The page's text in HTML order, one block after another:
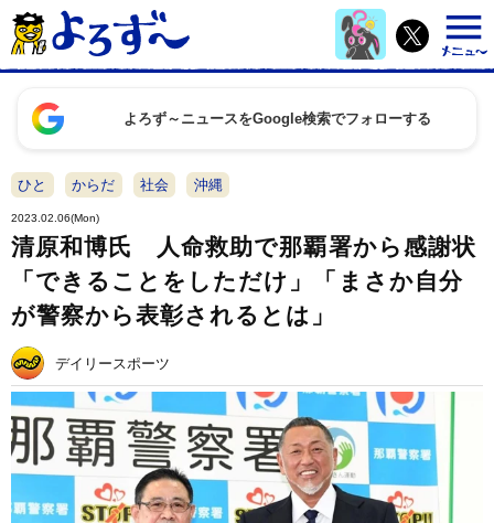
よろず～ニュースをGoogle検索でフォローする
ひと からだ 社会 沖縄
2023.02.06(Mon)
清原和博氏 人命救助で那覇署から感謝状
「できることをしただけ」「まさか自分
が警察から表彰されるとは」
デイリースポーツ